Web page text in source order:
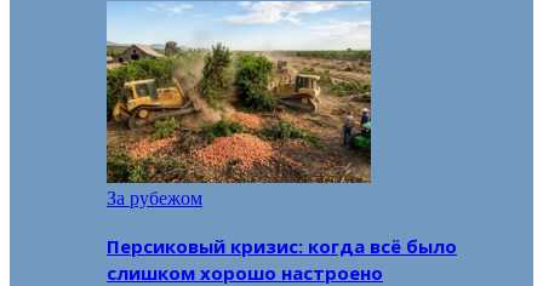
За рубежом
Персиковый кризис: когда всё было
слишком хорошо настроено